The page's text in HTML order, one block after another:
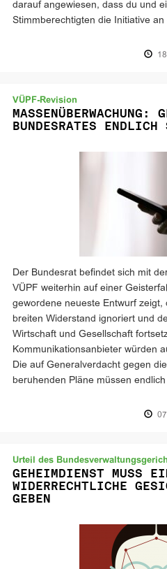
darauf angewiesen, dass du und
Stimmberechtigten die Initiative
VÜPF-Revision
MASSENÜBERWACHUNG:
BUNDESRATES ENDLICH
Der Bundesrat befindet sich mit
VÜPF weiterhin auf einer
gewordene neueste Entwurf zeigt,
breiten Widerstand ignoriert und
Wirtschaft und Gesellschaft
Kommunikationsanbieter würden
Die auf Generalverdacht gegen
beruhenden Pläne müssen
Urteil des
GEHEIMDIENST MUSS
WIDERRECHTLICHE
GEBEN